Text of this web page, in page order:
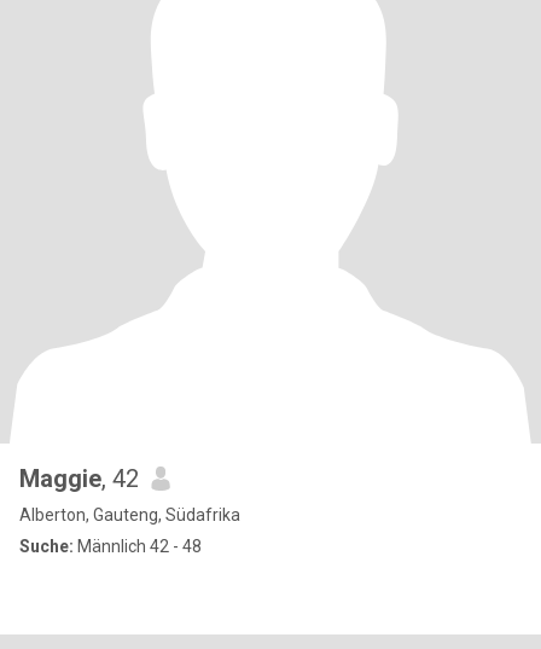
Maggie, 42
Alberton, Gauteng, Südafrika
Suche: Männlich 42 - 48